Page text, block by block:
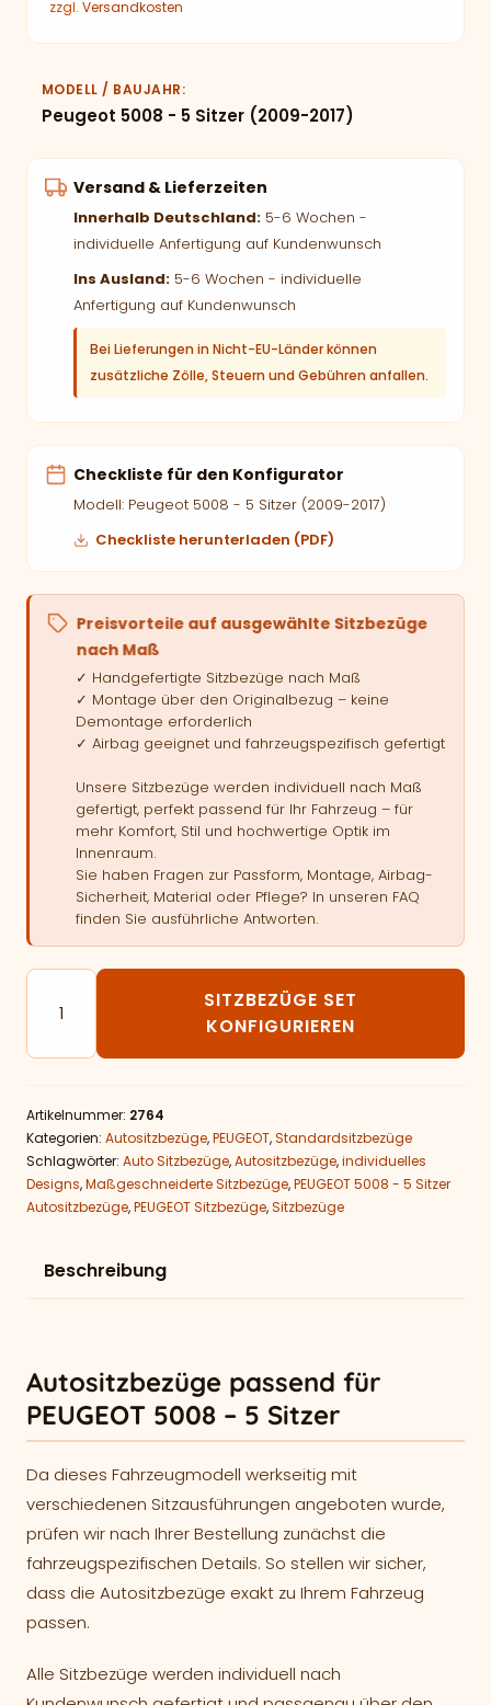
zzgl. Versandkosten
MODELL / BAUJAHR
Peugeot 5008 - 5 Sitzer (2009-2017)
Versand & Lieferzeiten
Innerhalb Deutschland: 5-6 Wochen -
individuelle Anfertigung auf Kundenwunsch
Ins Ausland: 5-6 Wochen - individuelle
Anfertigung auf Kundenwunsch
Bei Lieferungen in Nicht-EU-Länder können
zusätzliche Zölle, Steuern und Gebühren anfallen.
Checkliste für den Konfigurator
Modell: Peugeot 5008 - 5 Sitzer (2009-2017)
Checkliste herunterladen (PDF)
Preisvorteile auf ausgewählte Sitzbezüge
nach Maß
✓ Handgefertigte Sitzbezüge nach Maß
✓ Montage über den Originalbezug – keine
Demontage erforderlich
✓ Airbag geeignet und fahrzeugspezifisch gefertigt
Unsere Sitzbezüge werden individuell nach Maß
gefertigt, perfekt passend für Ihr Fahrzeug – für
mehr Komfort, Stil und hochwertige Optik im
Innenraum.
Sie haben Fragen zur Passform, Montage, Airbag-
Sicherheit, Material oder Pflege? In unseren FAQ
finden Sie ausführliche Antworten.
Autositzbezüge passend für PEUGEOT 5008 - 5 Sitzer
SITZBEZÜGE SET
KONFIGURIEREN
Artikelnummer: 2764
Kategorien: Autositzbezüge,PEUGEOT,Standardsitzbezüge
Schlagwörter: Auto Sitzbezüge,Autositzbezüge,individuelles
Designs,Maßgeschneiderte Sitzbezüge,PEUGEOT 5008 - 5 Sitzer
Autositzbezüge,PEUGEOT Sitzbezüge,Sitzbezüge
Beschreibung
Autositzbezüge passend für
PEUGEOT 5008 – 5 Sitzer
Da dieses Fahrzeugmodell werkseitig mit
verschiedenen Sitzausführungen angeboten wurde,
prüfen wir nach Ihrer Bestellung zunächst die
fahrzeugspezifischen Details. So stellen wir sicher,
dass die Autositzbezüge exakt zu Ihrem Fahrzeug
passen.
Alle Sitzbezüge werden individuell nach